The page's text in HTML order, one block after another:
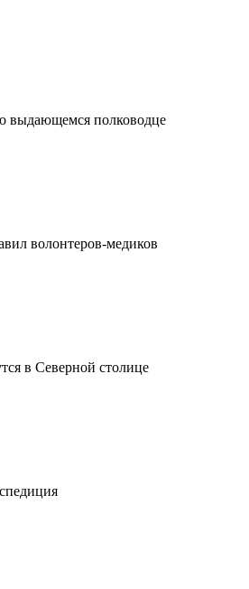
выдающемся полководце
волонтеров-медиков
в Северной столице